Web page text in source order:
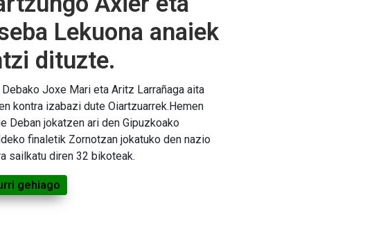
Lekuona anaiek
dituzte.
Debako Joxe Mari eta Aritz Larrañaga aita
kontra izabazi dute Oiartzuarrek.Hemen
Deban jokatzen ari den Gipuzkoako
finaletik Zornotzan jokatuko den nazio
sailkatu diren 32 bikoteak.
gehiago